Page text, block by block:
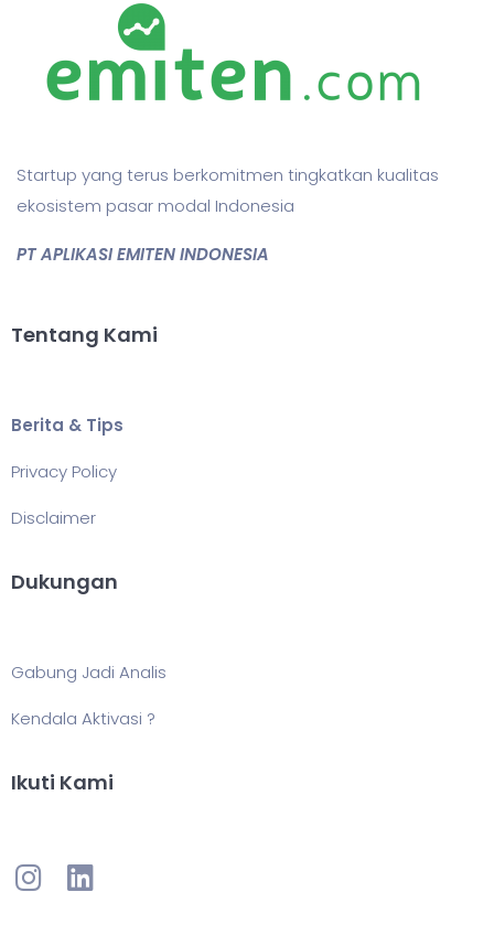
Startup yang terus berkomitmen tingkatkan kualitas
ekosistem pasar modal Indonesia
PT APLIKASI EMITEN INDONESIA
Tentang Kami
Berita & Tips
Privacy Policy
Disclaimer
Dukungan
Gabung Jadi Analis
Kendala Aktivasi ?
Ikuti Kami